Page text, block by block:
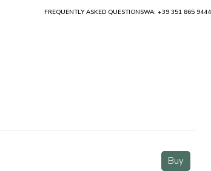
Buy
FREQUENTLY ASKED QUESTIONSWA: +39 351 865 9444